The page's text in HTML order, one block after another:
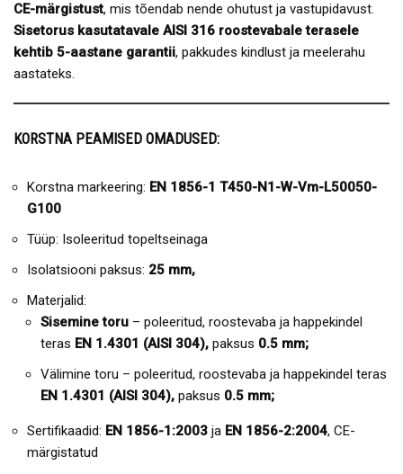
CE-märgistust, mis tõendab nende ohutust ja vastupidavust.
Sisetorus kasutatavale AISI 316 roostevabale terasele
kehtib 5-aastane garantii, pakkudes kindlust ja meelerahu
aastateks.
KORSTNA PEAMISED OMADUSED:
Korstna markeering: EN 1856-1 T450-N1-W-Vm-L50050-
G100
Tüüp: Isoleeritud topeltseinaga
Isolatsiooni paksus: 25 mm,
Materjalid:
Sisemine toru – poleeritud, roostevaba ja happekindel
teras EN 1.4301 (AISI 304), paksus 0.5 mm;
Välimine toru – poleeritud, roostevaba ja happekindel teras
EN 1.4301 (AISI 304), paksus 0.5 mm;
Sertifikaadid: EN 1856-1:2003 ja EN 1856-2:2004, CE-
märgistatud